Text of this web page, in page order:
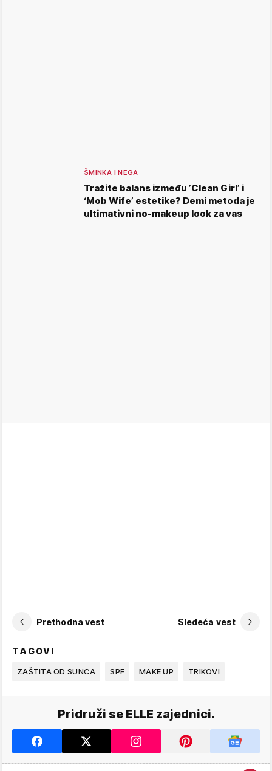
ŠMINKA I NEGA
Tražite balans između ’Clean Girl’ i
‘Mob Wife’ estetike? Demi metoda je
ultimativni no-makeup look za vas
Prethodna vest Sledeća vest
TAGOVI
ZAŠTITA OD SUNCA SPF MAKE UP TRIKOVI
Pridruži se ELLE zajednici.